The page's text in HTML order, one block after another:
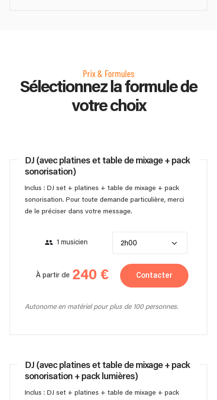
Prix & Formules
Sélectionnez la formule de
votre choix
DJ (avec platines et table de mixage + pack
sonorisation)
Inclus : DJ set + platines + table de mixage + pack
sonorisation. Pour toute demande particulière, merci
de le préciser dans votre message.
1 musicien 2h00
À partir de 240 € Contacter
Autonome en matériel pour plus de 100 personnes.
DJ (avec platines et table de mixage + pack
sonorisation + pack lumières)
Inclus : DJ set + platines + table de mixage + pack